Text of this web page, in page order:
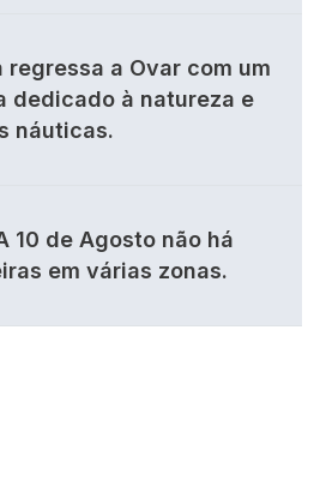
regressa a Ovar com um
dedicado à natureza e
náuticas.
10 de Agosto não há
em várias zonas.